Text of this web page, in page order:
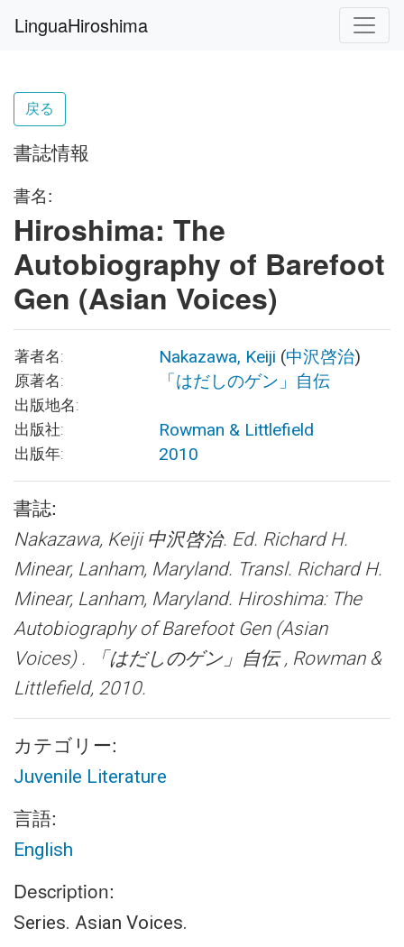
LinguaHiroshima
戻る
書誌情報
書名:
Hiroshima: The
Autobiography of Barefoot
Gen (Asian Voices)
著者名: Nakazawa, Keiji (中沢啓治)
原著名: 「はだしのゲン」自伝
出版地名:
出版社:
Rowman & Littlefield
出版年: 2010
書誌:
Nakazawa, Keiji 中沢啓治. Ed. Richard H.
Minear, Lanham, Maryland. Transl. Richard H.
Minear, Lanham, Maryland. Hiroshima: The
Autobiography of Barefoot Gen (Asian
Voices) . 「はだしのゲン」自伝, Rowman &
Littlefield, 2010.
カテゴリー:
Juvenile Literature
言語:
English
Description:
Series. Asian Voices.